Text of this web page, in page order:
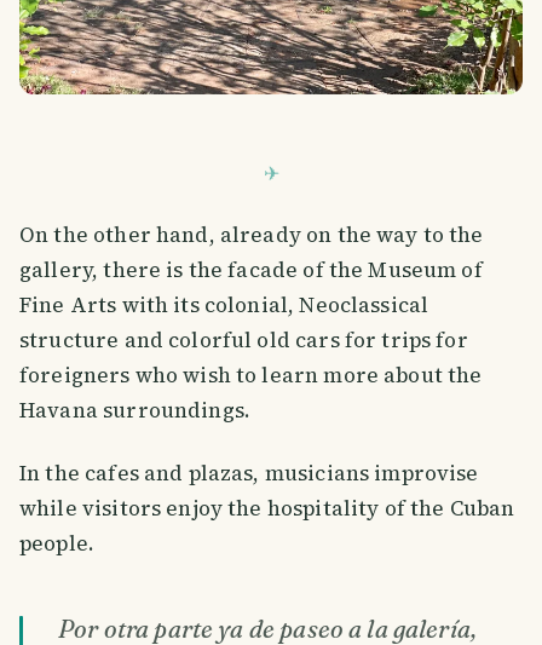
On the other hand, already on the way to the
gallery, there is the facade of the Museum of
Fine Arts with its colonial, Neoclassical
structure and colorful old cars for trips for
foreigners who wish to learn more about the
Havana surroundings.
In the cafes and plazas, musicians improvise
while visitors enjoy the hospitality of the Cuban
people.
Por otra parte ya de paseo a la galería,